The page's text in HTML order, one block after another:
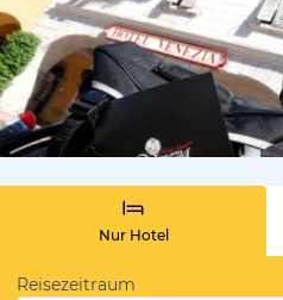
Nur Hotel
Reisezeitraum